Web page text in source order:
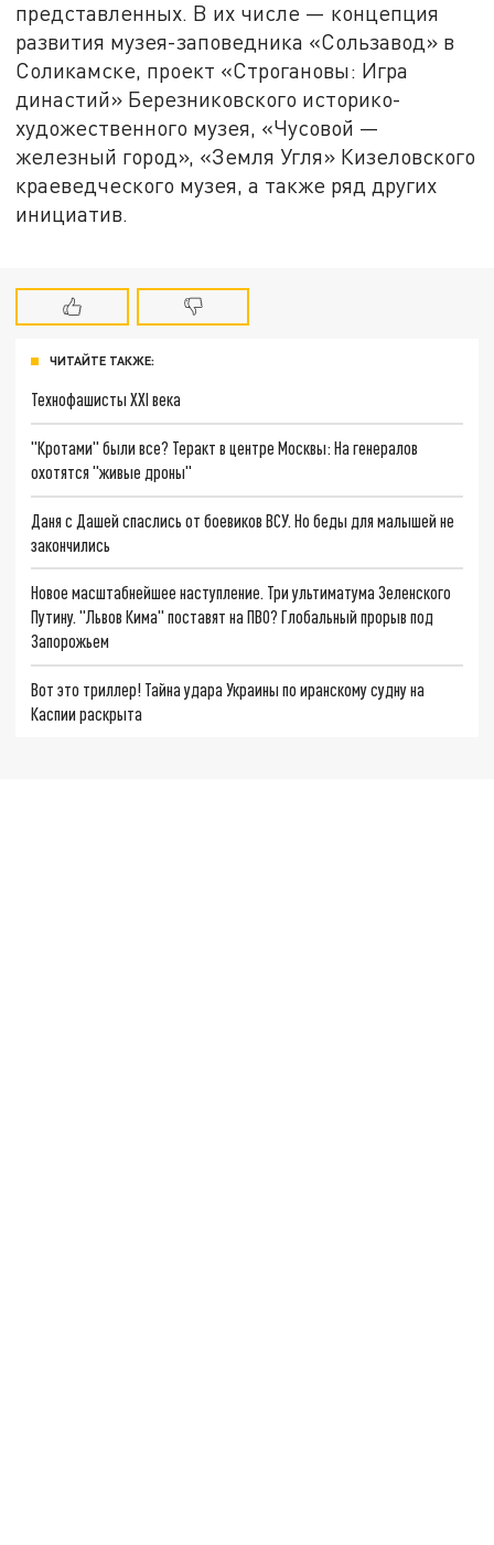
представленных. В их числе — концепция
развития музея-заповедника «Сользавод» в
Соликамске, проект «Строгановы: Игра
династий» Березниковского историко-
художественного музея, «Чусовой —
железный город», «Земля Угля» Кизеловского
краеведческого музея, а также ряд других
инициатив.
ЧИТАЙТЕ ТАКЖЕ:
Технофашисты XXI века
"Кротами" были все? Теракт в центре Москвы: На генералов
охотятся "живые дроны"
Даня с Дашей спаслись от боевиков ВСУ. Но беды для малышей не
закончились
Новое масштабнейшее наступление. Три ультиматума Зеленского
Путину. "Львов Кима" поставят на ПВО? Глобальный прорыв под
Запорожьем
Вот это триллер! Тайна удара Украины по иранскому судну на
Каспии раскрыта